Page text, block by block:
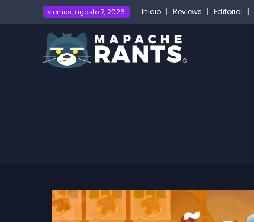
viernes, agosto 7, 2026 Inicio Reviews Editorial